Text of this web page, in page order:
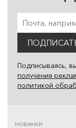
Подписываясь,
получения
политикой
новинки